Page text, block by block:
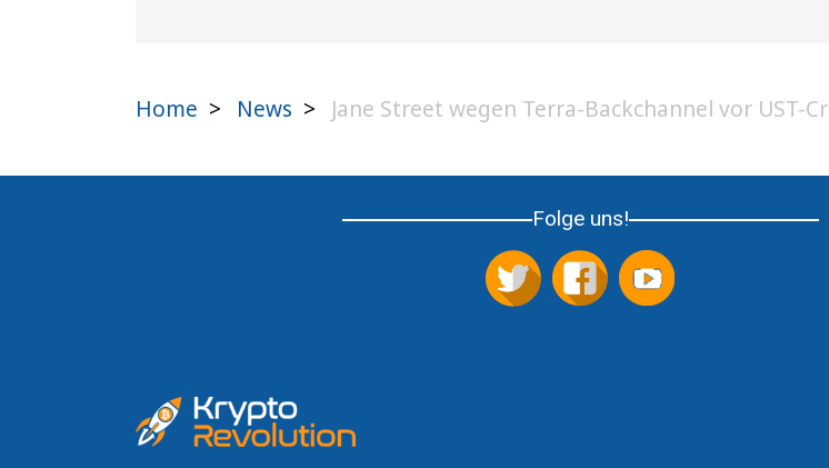
Home > News > Jane Street wegen Terra-Backchannel vor UST-
Folge uns!